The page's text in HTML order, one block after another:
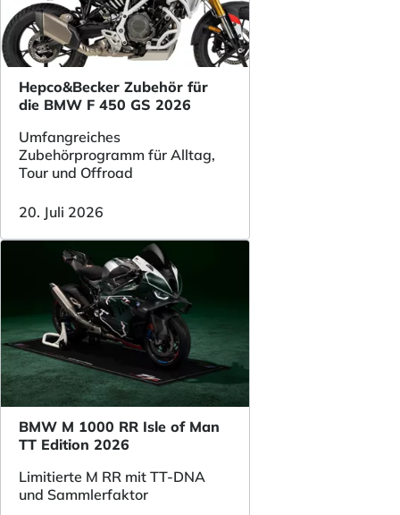
Hepco&Becker Zubehör für
die BMW F 450 GS 2026
Umfangreiches
Zubehörprogramm für Alltag,
Tour und Offroad
20. Juli 2026
BMW M 1000 RR Isle of Man
TT Edition 2026
Limitierte M RR mit TT-DNA
und Sammlerfaktor